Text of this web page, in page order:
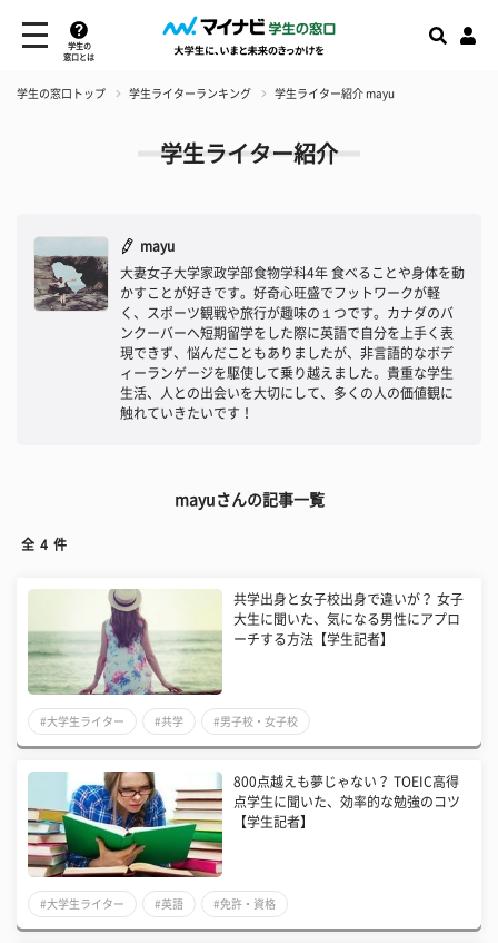
学生の
窓口とは
学生の窓口トップ 学生ライターランキング 学生ライター紹介 mayu
学生ライター紹介
mayu
大妻女子大学家政学部食物学科4年 食べることや身体を動
かすことが好きです。好奇心旺盛でフットワークが軽
く、スポーツ観戦や旅行が趣味の１つです。カナダのバ
ンクーバーへ短期留学をした際に英語で自分を上手く表
現できず、悩んだこともありましたが、非言語的なボデ
ィーランゲージを駆使して乗り越えました。貴重な学生
生活、人との出会いを大切にして、多くの人の価値観に
触れていきたいです！
mayuさんの記事一覧
全 4 件
共学出身と女子校出身で違いが？ 女子
大生に聞いた、気になる男性にアプロ
ーチする方法【学生記者】
#大学生ライター #共学 #男子校・女子校
800点越えも夢じゃない？ TOEIC高得
点学生に聞いた、効率的な勉強のコツ
【学生記者】
#大学生ライター #英語 #免許・資格